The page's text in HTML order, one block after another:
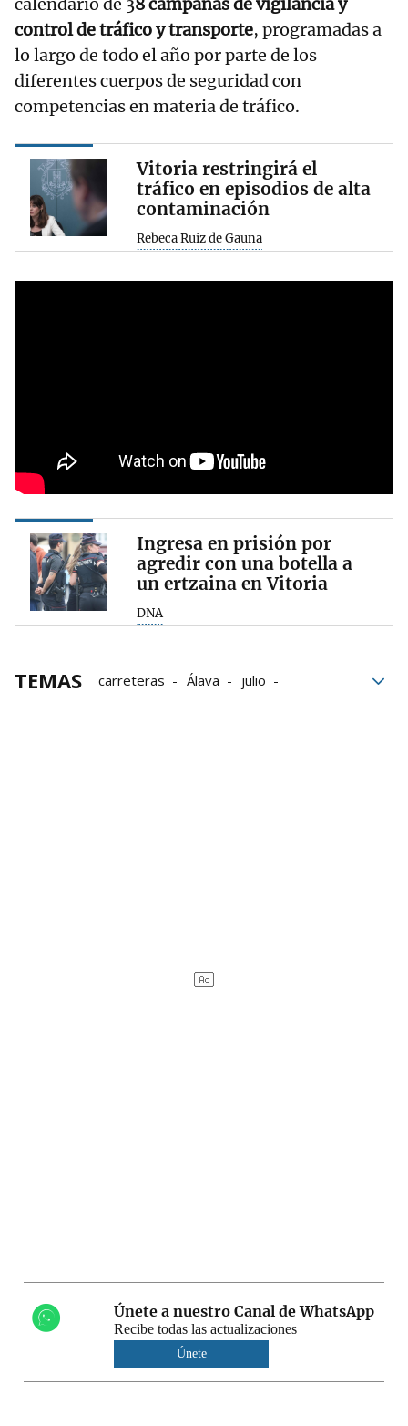
calendario de 38 campañas de vigilancia y
control de tráfico y transporte, programadas a
lo largo de todo el año por parte de los
diferentes cuerpos de seguridad con
competencias en materia de tráfico.
Vitoria restringirá el
tráfico en episodios de alta
contaminación
Rebeca Ruiz de Gauna
Ingresa en prisión por
agredir con una botella a
un ertzaina en Vitoria
DNA
TEMAS carreteras Álava
julio
Únete a nuestro Canal de WhatsApp
Recibe todas las actualizaciones
Únete